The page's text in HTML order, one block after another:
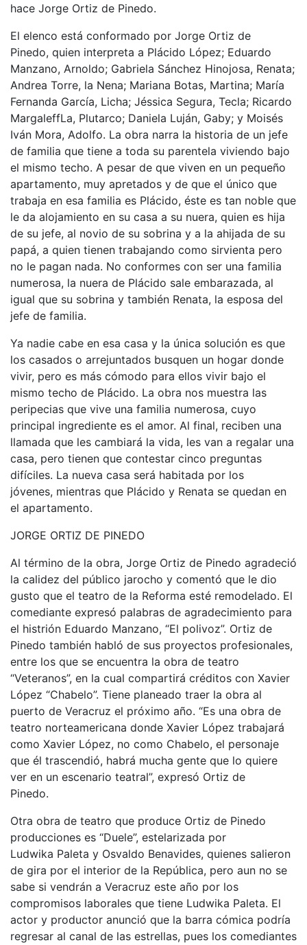
hace Jorge Ortiz de Pinedo.
El elenco está conformado por Jorge Ortiz de
Pinedo, quien interpreta a Plácido López; Eduardo
Manzano, Arnoldo; Gabriela Sánchez Hinojosa, Renata;
Andrea Torre, la Nena; Mariana Botas, Martina; María
Fernanda García, Licha; Jéssica Segura, Tecla; Ricardo
MargaleffLa, Plutarco; Daniela Luján, Gaby; y Moisés
Iván Mora, Adolfo. La obra narra la historia de un jefe
de familia que tiene a toda su parentela viviendo bajo
el mismo techo. A pesar de que viven en un pequeño
apartamento, muy apretados y de que el único que
trabaja en esa familia es Plácido, éste es tan noble que
le da alojamiento en su casa a su nuera, quien es hija
de su jefe, al novio de su sobrina y a la ahijada de su
papá, a quien tienen trabajando como sirvienta pero
no le pagan nada. No conformes con ser una familia
numerosa, la nuera de Plácido sale embarazada, al
igual que su sobrina y también Renata, la esposa del
jefe de familia.
Ya nadie cabe en esa casa y la única solución es que
los casados o arrejuntados busquen un hogar donde
vivir, pero es más cómodo para ellos vivir bajo el
mismo techo de Plácido. La obra nos muestra las
peripecias que vive una familia numerosa, cuyo
principal ingrediente es el amor. Al final, reciben una
llamada que les cambiará la vida, les van a regalar una
casa, pero tienen que contestar cinco preguntas
difíciles. La nueva casa será habitada por los
jóvenes, mientras que Plácido y Renata se quedan en
el apartamento.
JORGE ORTIZ DE PINEDO
Al término de la obra, Jorge Ortiz de Pinedo agradeció
la calidez del público jarocho y comentó que le dio
gusto que el teatro de la Reforma esté remodelado. El
comediante expresó palabras de agradecimiento para
el histrión Eduardo Manzano, “El polivoz”. Ortiz de
Pinedo también habló de sus proyectos profesionales,
entre los que se encuentra la obra de teatro
“Veteranos”, en la cual compartirá créditos con Xavier
López “Chabelo”. Tiene planeado traer la obra al
puerto de Veracruz el próximo año. “Es una obra de
teatro norteamericana donde Xavier López trabajará
como Xavier López, no como Chabelo, el personaje
que él trascendió, habrá mucha gente que lo quiere
ver en un escenario teatral”, expresó Ortiz de
Pinedo.
Otra obra de teatro que produce Ortiz de Pinedo
producciones es “Duele”, estelarizada por
Ludwika Paleta y Osvaldo Benavides, quienes salieron
de gira por el interior de la República, pero aun no se
sabe si vendrán a Veracruz este año por los
compromisos laborales que tiene Ludwika Paleta. El
actor y productor anunció que la barra cómica podría
regresar al canal de las estrellas, pues los comediantes